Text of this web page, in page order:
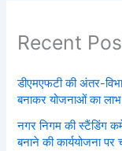
Recent
डीएमएफटी की अंतर-
बनाकर योजनाओं का
नगर निगम की स्टैंडिंग
बनाने की कार्ययोजना पर